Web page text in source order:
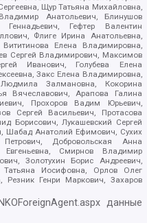
Щур Татьяна Михайловна,
Анатольевич, Блинушов
Гефтер Валентин
Флиге Ирина Анатольевна,
Елена Владимировна,
Сергей Владимирович, Максимов
Иванович, Голубева Елена
Закс Елена Владимировна,
Залмановна, Кокорина
Вячеславович, Арапова Галина
Прохоров Вадим Юрьевич,
Сергей Васильевич, Протасова
Борисович, Лукашевский Сергей
Шабад Анатолий Ефимович, Сухих
Добровольская Анна
Евгеньевна, Смирнов Владимир
Золотухин Борис Андреевич,
Иосифовна, Орлов Олег
Резник Генри Маркович, Захаров
данные